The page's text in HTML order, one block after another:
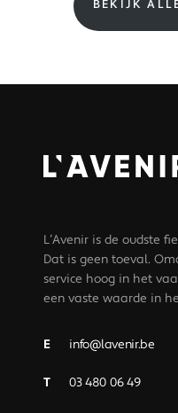
BEKIJK
L’Avenir is de oudste
Dat is geen toeval.
service hoog in het
een vaste waarde in
E info@lavenir.be
T 03 480 06 49